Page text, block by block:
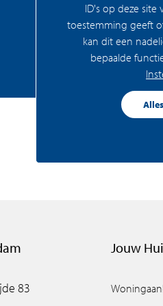
83
Jouw
ID's op deze site
toestemming geeft
kan dit een
bepaalde